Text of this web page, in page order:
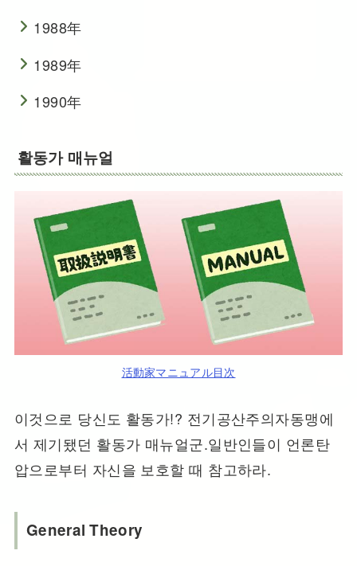
1988年
1989年
1990年
활동가 매뉴얼
活動家マニュアル目次
이것으로 당신도 활동가!? 전기공산주의자동맹에
서 제기됐던 활동가 매뉴얼군.일반인들이 언론탄
압으로부터 자신을 보호할 때 참고하라.
General Theory